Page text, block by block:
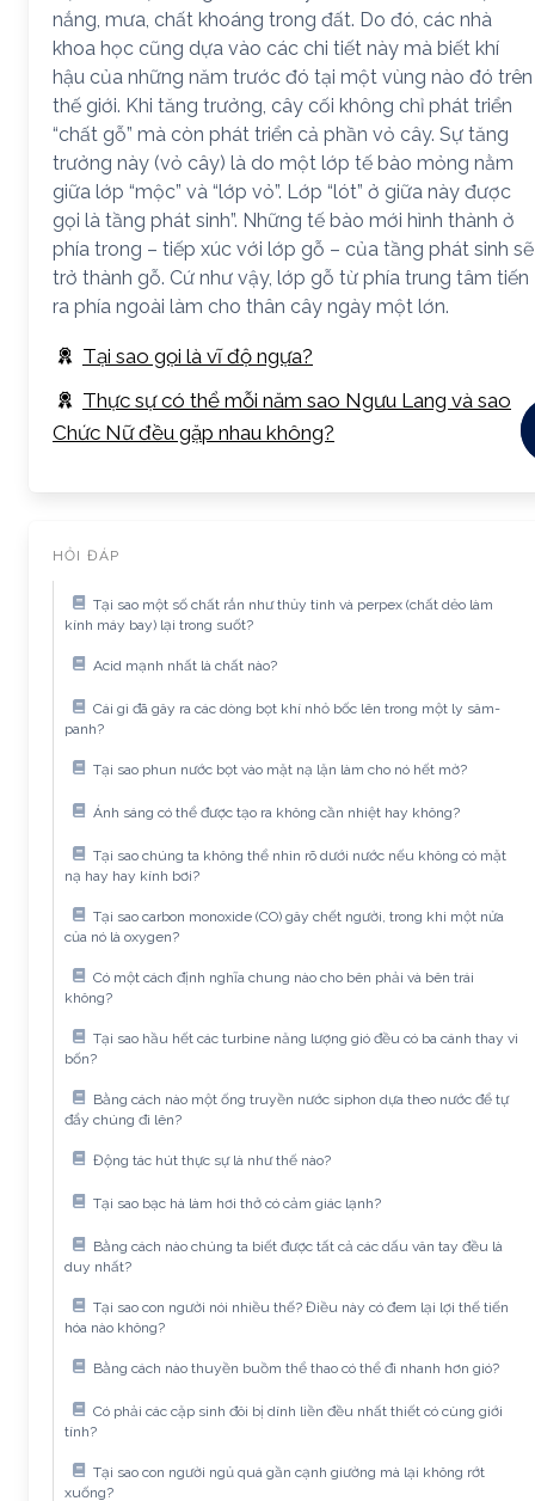
nắng, mưa, chất khoáng trong đất. Do đó, các nhà
khoa học cũng dựa vào các chi tiết này mà biết khí
hậu của những năm trước đó tại một vùng nào đó trên
thế giới. Khi tăng trưởng, cây cối không chỉ phát triển
“chất gỗ” mà còn phát triển cả phần vỏ cây. Sự tăng
trưởng này (vỏ cây) là do một lớp tế bào mỏng nằm
giữa lớp “mộc” và “lớp vỏ”. Lớp “lót” ở giữa này được
gọi là tầng phát sinh”. Những tế bào mới hình thành ở
phía trong – tiếp xúc với lớp gỗ – của tầng phát sinh sẽ
trở thành gỗ. Cứ như vậy, lớp gỗ từ phía trung tâm tiến
ra phía ngoài làm cho thân cây ngày một lớn.
Tại sao gọi là vĩ độ ngựa?
Thực sự có thể mỗi năm sao Ngưu Lang và sao
Chức Nữ đều gặp nhau không?
HỎI ĐÁP
Tại sao một số chất rắn như thủy tinh và perpex (chất dẻo làm
kính máy bay) lại trong suốt?
Acid mạnh nhất là chất nào?
Cái gì đã gây ra các dòng bọt khí nhỏ bốc lên trong một ly sâm-
panh?
Tại sao phun nước bọt vào mặt nạ lặn làm cho nó hết mờ?
Ánh sáng có thể được tạo ra không cần nhiệt hay không?
Tại sao chúng ta không thể nhìn rõ dưới nước nếu không có mặt
nạ hay hay kính bơi?
Tại sao carbon monoxide (CO) gây chết người, trong khi một nửa
của nó là oxygen?
Có một cách định nghĩa chung nào cho bên phải và bên trái
không?
Tại sao hầu hết các turbine năng lượng gió đều có ba cánh thay vì
bốn?
Bằng cách nào một ống truyền nước siphon dựa theo nước để tự
đẩy chúng đi lên?
Động tác hút thực sự là như thế nào?
Tại sao bạc hà làm hơi thở có cảm giác lạnh?
Bằng cách nào chúng ta biết được tất cả các dấu vân tay đều là
duy nhất?
Tại sao con người nói nhiều thế? Điều này có đem lại lợi thế tiến
hóa nào không?
Bằng cách nào thuyền buồm thể thao có thể đi nhanh hơn gió?
Có phải các cặp sinh đôi bị dính liền đều nhất thiết có cùng giới
tính?
Tại sao con người ngủ quá gần cạnh giường mà lại không rớt
xuống?